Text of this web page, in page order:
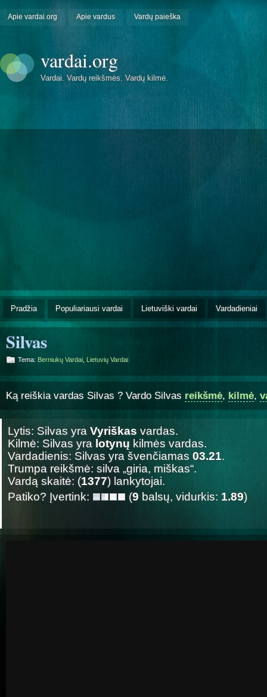
Apie vardai.org Apie vardus Vardų paieška
vardai.org
Vardai. Vardų reikšmės. Vardų kilmė.
Pradžia Populiariausi vardai Lietuviški vardai Vardadieniai
Silvas
Tema: Berniukų Vardai Lietuvių Vardai
Ką reiškia vardas Silvas ? Vardo Silvas reikšmė, kilmė,
Lytis: Silvas yra Vyriškas vardas.
Kilmė: Silvas yra lotynų kilmės vardas.
Vardadienis: Silvas yra švenčiamas 03.21.
Trumpa reikšmė: silva „giria, miškas“.
Vardą skaitė: (1377) lankytojai.
Patiko? Įvertink:
(9 balsų, vidurkis: 1.89)